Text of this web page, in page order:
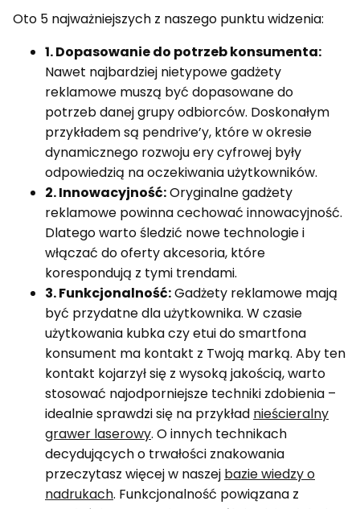
Oto 5 najważniejszych z naszego punktu widzenia:
1. Dopasowanie do potrzeb konsumenta:
Nawet najbardziej nietypowe gadżety
reklamowe muszą być dopasowane do
potrzeb danej grupy odbiorców. Doskonałym
przykładem są pendrive’y, które w okresie
dynamicznego rozwoju ery cyfrowej były
odpowiedzią na oczekiwania użytkowników.
2. Innowacyjność:Oryginalne gadżety
reklamowe powinna cechować innowacyjność.
Dlatego warto śledzić nowe technologie i
włączać do oferty akcesoria, które
korespondują z tymi trendami.
3. Funkcjonalność:Gadżety reklamowe mają
być przydatne dla użytkownika. W czasie
użytkowania kubka czy etui do smartfona
konsument ma kontakt z Twoją marką. Aby ten
kontakt kojarzył się z wysoką jakością, warto
stosować najodporniejsze techniki zdobienia –
idealnie sprawdzi się na przykład nieścieralny
grawer laserowy. O innych technikach
decydujących o trwałości znakowania
przeczytasz więcej w naszej bazie wiedzy o
nadrukach. Funkcjonalność powiązana z